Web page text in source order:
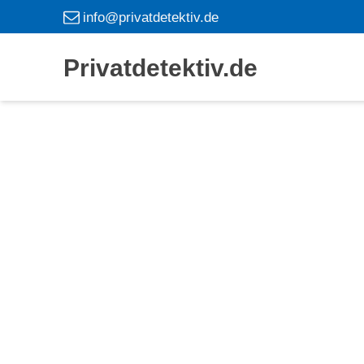
info@privatdetektiv.de
Privatdetektiv.de